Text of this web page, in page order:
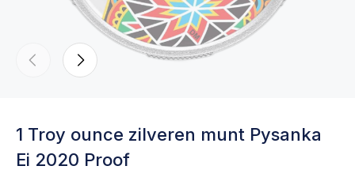
1 Troy ounce zilveren munt Pysanka
Ei 2020 Proof